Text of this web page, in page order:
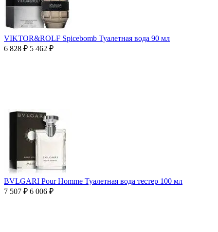
VIKTOR&ROLF Spicebomb Туалетная вода 90 мл
6 828 ₽ 5 462 ₽
BVLGARI Pour Homme Туалетная вода тестер 100 мл
7 507 ₽ 6 006 ₽